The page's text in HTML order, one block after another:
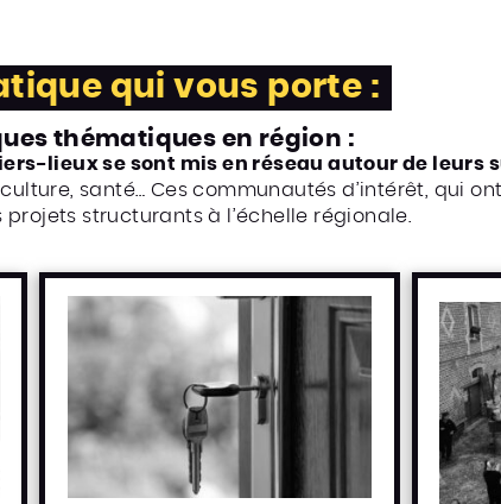
qui vous porte :
thématiques en région :
lieux se sont mis en réseau autour de leurs
santé… Ces communautés d’intérêt, qui
structurants à l’échelle régionale.